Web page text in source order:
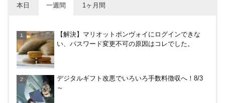
本日 一週間 1ヶ月間
型）を3ヶ月使ってみた感想
伴者人数などを紹介
【解決】マリオットボンヴォイにログインできな
い、パスワード変更不可の原因はコレでした。
デジタルギフト改悪でいろいろ手数料徴収へ！8/3
～